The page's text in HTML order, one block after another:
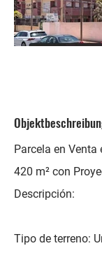
Parcela en Venta
420 m² con
Descripción:
Tipo de terreno: